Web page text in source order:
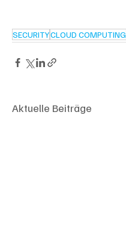
SECURITYCLOUD COMPUTING
Aktuelle Beiträge